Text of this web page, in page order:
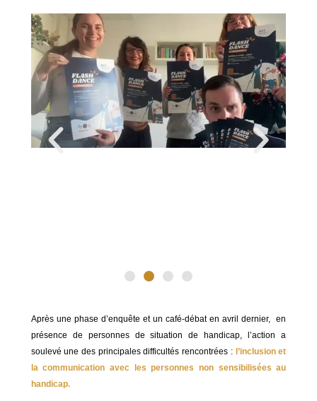
Après une phase d’enquête et un café-débat en avril dernier, en
présence de personnes de situation de handicap, l’action a
soulevé une des principales difficultés rencontrées : l’inclusion et
la communication avec les personnes non sensibilisées au
handicap.